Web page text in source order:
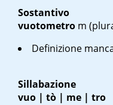
Sostantivo
vuotometro m
Definizione
Sillabazione
vuo | tò | me | tro